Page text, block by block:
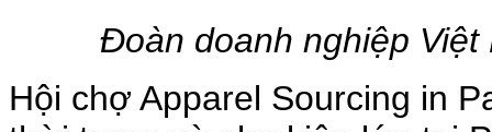
Đoàn doanh nghiệp
Hội chợ Apparel Sourcing in